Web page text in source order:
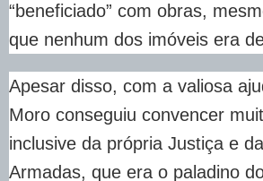
“beneficiado” com obras,
que nenhum dos imóveis era
Apesar disso, com a valiosa
Moro conseguiu convencer
inclusive da própria Justiça e
Armadas, que era o paladino